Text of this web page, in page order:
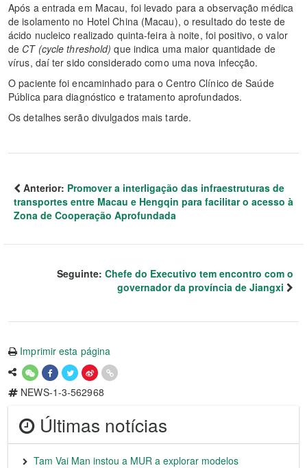
Após a entrada em Macau, foi levado para a observação médica
de isolamento no Hotel China (Macau), o resultado do teste de
ácido nucleico realizado quinta-feira à noite, foi positivo, o valor
de CT (cycle threshold) que indica uma maior quantidade de
vírus, daí ter sido considerado como uma nova infecção.
O paciente foi encaminhado para o Centro Clínico de Saúde
Pública para diagnóstico e tratamento aprofundados.
Os detalhes serão divulgados mais tarde.
Anterior: Promover a interligação das infraestruturas de
transportes entre Macau e Hengqin para facilitar o acesso à
Zona de Cooperação Aprofundada
Seguinte: Chefe do Executivo tem encontro com o
governador da província de Jiangxi
Imprimir esta página
NEWS-1-3-562968
Últimas notícias
Tam Vai Man instou a MUR a explorar modelos